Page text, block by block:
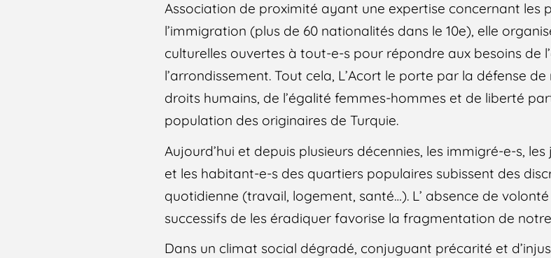
Association de proximité ayant une expertise concernant les
l’immigration (plus de 60 nationalités dans le 10e), elle
culturelles ouvertes à tout-e-s pour répondre aux besoins de
l’arrondissement. Tout cela, L’Acort le porte par la défense
droits humains, de l’égalité femmes-hommes et de liberté
population des originaires de Turquie.
Aujourd’hui et depuis plusieurs décennies, les immigré-e-s,
et les habitant-e-s des quartiers populaires subissent des
quotidienne (travail, logement, santé…). L’ absence de
successifs de les éradiquer favorise la fragmentation de
Dans un climat social dégradé, conjuguant précarité et